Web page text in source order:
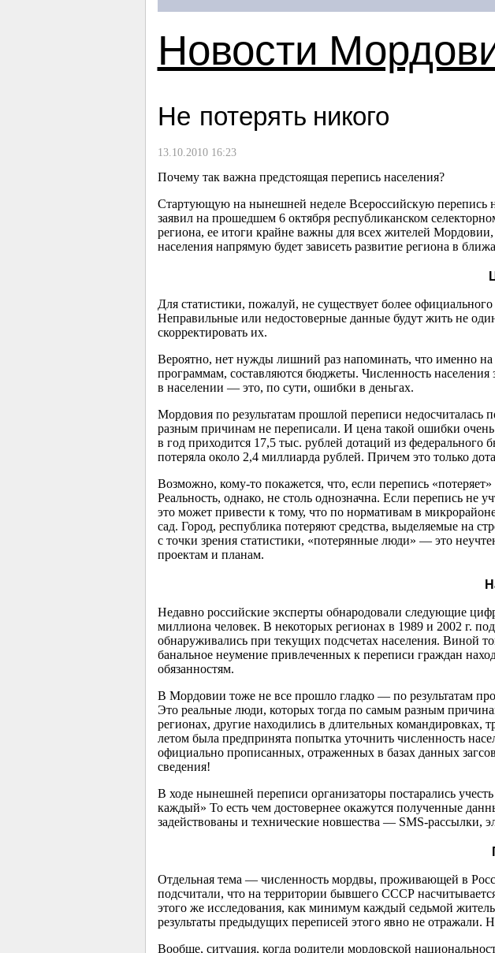
Новости
Не потерять никого
13.10.2010 16:23
Почему так важна предстоящая перепись населения?
Стартующую на нынешней неделе Всероссийскую перепись
заявил на прошедшем 6 октября республиканском
региона, ее итоги крайне важны для всех жителей
населения напрямую будет зависеть развитие региона в
Для статистики, пожалуй, не существует более
Неправильные или недостоверные данные будут жить не
скорректировать их.
Вероятно, нет нужды лишний раз напоминать, что именно
программам, составляются бюджеты. Численность
в населении — это, по сути, ошибки в деньгах.
Мордовия по результатам прошлой переписи недосчиталась
разным причинам не переписали. И цена такой ошибки
в год приходится 17,5 тыс. рублей дотаций из федерального
потеряла около 2,4 миллиарда рублей. Причем это только
Возможно, кому-то покажется, что, если перепись
Реальность, однако, не столь однозначна. Если перепись не
это может привести к тому, что по нормативам в
сад. Город, республика потеряют средства, выделяемые на
с точки зрения статистики, «потерянные люди» — это
проектам и планам.
Недавно российские эксперты обнародовали следующие
миллиона человек. В некоторых регионах в 1989 и 2002 г.
обнаруживались при текущих подсчетах населения. Виной
банальное неумение привлеченных к переписи граждан
обязанностям.
В Мордовии тоже не все прошло гладко — по результатам
Это реальные люди, которых тогда по самым разным
регионах, другие находились в длительных командировках,
летом была предпринята попытка уточнить численность
официально прописанных, отраженных в базах данных
сведения!
В ходе нынешней переписи организаторы постарались
каждый» То есть чем достовернее окажутся полученные
задействованы и технические новшества — SMS-рассылки,
Отдельная тема — численность мордвы, проживающей в
подсчитали, что на территории бывшего СССР
этого же исследования, как минимум каждый седьмой
результаты предыдущих переписей этого явно не отражали.
Вообще, ситуация, когда родители мордовской